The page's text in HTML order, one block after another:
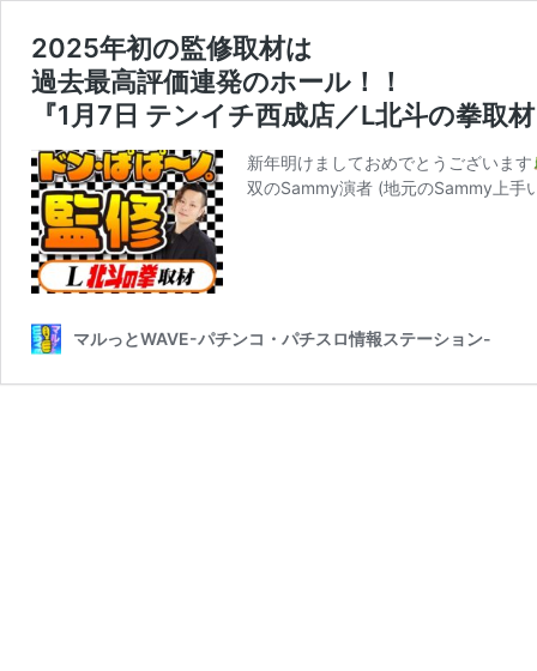
2025年初の監修取材は
過去最高評価連発のホール！！
『1月7日 テンイチ西成店／L北斗の拳取
新年明けましておめでとうございます
双のSammy演者 (地元のSammy上
マルっとWAVE-パチンコ・パチスロ情報ステーション-